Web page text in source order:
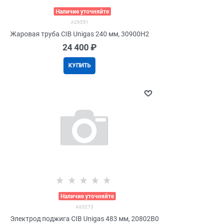
Наличие уточняйте
A29551
Жаровая труба CIB Unigas 240 мм, 30900H2
24 400 ₽
КУПИТЬ
Наличие уточняйте
A65273
Электрод поджига CIB Unigas 483 мм, 20802B0